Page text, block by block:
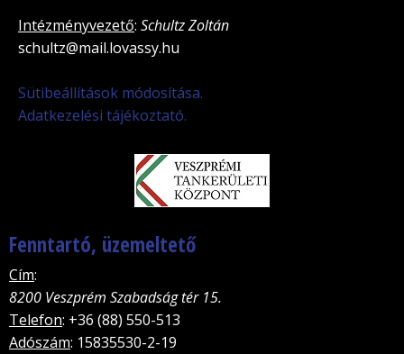
Intézményvezető: Schultz Zoltán
schultz@mail.lovassy.hu
Sütibeállítások módosítása.
Adatkezelési tájékoztató.
Fenntartó, üzemeltető
Cím:
8200 Veszprém Szabadság tér 15.
Telefon: +36 (88) 550-513
Adószám: 15835530-2-19